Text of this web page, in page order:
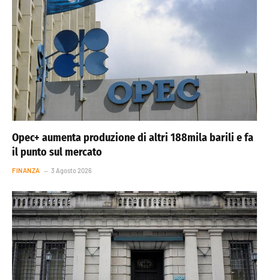
Opec+ aumenta produzione di altri 188mila barili e fa
il punto sul mercato
FINANZA 3 Agosto 2026